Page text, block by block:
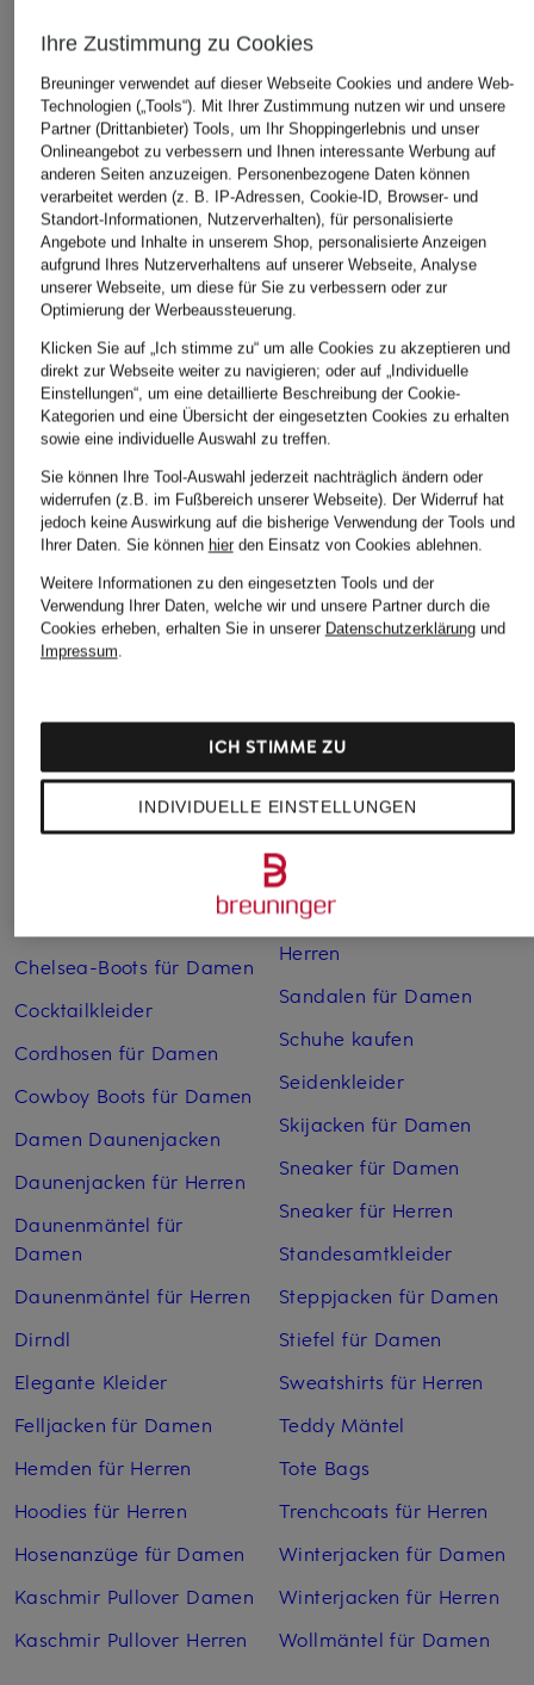
ELENA MIRO
Marlenehose
200 €
+Aktionsrabatt
MORE & MORE
Culotte
59,99 €
Bestpreis:50,99 €
Ursprünglich:
79,99 €
+Aktionsrabatt
WEEKEND Max
Hose ABANO
134,99 €
Ursprünglich:
169 €
Weitere Kategorien
Abendkleider
Boots für Damen
Braune Stiefel für Damen
Chelsea Boots für Herren
Chelsea-Boots für Damen
Cocktailkleider
Cordhosen für Damen
Cowboy Boots für Damen
Damen Daunenjacken
Daunenjacken für Herren
Daunenmäntel für
Damen
Daunenmäntel für Herren
Dirndl
Elegante Kleider
Felljacken für Damen
Hemden für Herren
Hoodies für Herren
Hosenanzüge für Damen
Kaschmir Pullover Damen
Kaschmir Pullover Herren
Lederjacken für Damen
Mäntel für Damen
Parkas für Herren
Pullover für Damen
Rollkragenpullover für
Herren
Sandalen für Damen
Schuhe kaufen
Seidenkleider
Skijacken für Damen
Sneaker für Damen
Sneaker für Herren
Standesamtkleider
Steppjacken für Damen
Stiefel für Damen
Sweatshirts für Herren
Teddy Mäntel
Tote Bags
Trenchcoats für Herren
Winterjacken für Damen
Winterjacken für Herren
Wollmäntel für Damen
Ihre Zustimmung zu Cookies
Breuninger verwendet auf dieser Webseite Cookies und andere Web-
Technologien („Tools“). Mit Ihrer Zustimmung nutzen wir und unsere
Partner (Drittanbieter) Tools, um Ihr Shoppingerlebnis und unser
Onlineangebot zu verbessern und Ihnen interessante Werbung auf
anderen Seiten anzuzeigen. Personenbezogene Daten können
verarbeitet werden (z. B. IP-Adressen, Cookie-ID, Browser- und
Standort-Informationen, Nutzerverhalten), für personalisierte
Angebote und Inhalte in unserem Shop, personalisierte Anzeigen
aufgrund Ihres Nutzerverhaltens auf unserer Webseite, Analyse
unserer Webseite, um diese für Sie zu verbessern oder zur
Optimierung der Werbeaussteuerung.
Klicken Sie auf „Ich stimme zu“ um alle Cookies zu akzeptieren und
direkt zur Webseite weiter zu navigieren; oder auf „Individuelle
Einstellungen“, um eine detaillierte Beschreibung der Cookie-
Kategorien und eine Übersicht der eingesetzten Cookies zu erhalten
sowie eine individuelle Auswahl zu treffen.
Sie können Ihre Tool-Auswahl jederzeit nachträglich ändern oder
widerrufen (z.B. im Fußbereich unserer Webseite). Der Widerruf hat
jedoch keine Auswirkung auf die bisherige Verwendung der Tools und
Ihrer Daten. Sie können hierden Einsatz von Cookies ablehnen.
Weitere Informationen zu den eingesetzten Tools und der
Verwendung Ihrer Daten, welche wir und unsere Partner durch die
Cookies erheben, erhalten Sie in unserer Datenschutzerklärungund
Impressum.
INDIVIDUELLE EINSTELLUNGEN
ICH STIMME ZU